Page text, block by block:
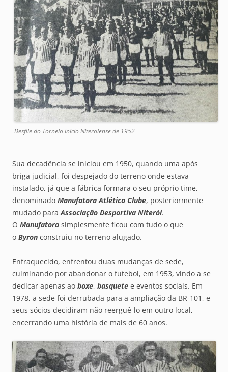
Desfile do Torneio Início Niteroiense de 1952
Sua decadência se iniciou em 1950, quando uma após
briga judicial, foi despejado do terreno onde estava
instalado, já que a fábrica formara o seu próprio time,
denominado Manufatora Atlético Clube, posteriormente
mudado paraAssociação Desportiva Niterói.
O Manufatora simplesmente ficou com tudo o que
o Byron construiu no terreno alugado.
Enfraquecido, enfrentou duas mudanças de sede,
culminando por abandonar o futebol, em 1953, vindo a se
dedicar apenas ao boxe, basquete e eventos sociais. Em
1978, a sede foi derrubada para a ampliação da BR-101, e
seus sócios decidiram não reerguê-lo em outro local,
encerrando uma história de mais de 60 anos.